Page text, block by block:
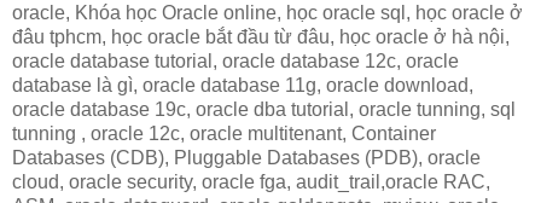
oracle, Khóa học Oracle online, học oracle sql, học oracle ở
đâu tphcm, học oracle bắt đầu từ đâu, học oracle ở hà nội,
oracle database tutorial, oracle database 12c, oracle
database là gì, oracle database 11g, oracle download,
oracle database 19c, oracle dba tutorial, oracle tunning, sql
tunning , oracle 12c, oracle multitenant, Container
Databases (CDB), Pluggable Databases (PDB), oracle
cloud, oracle security, oracle fga, audit_trail,oracle RAC,